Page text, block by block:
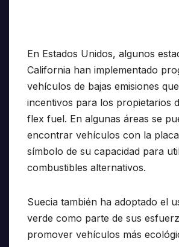
En Estados Unidos, algunos
California han implementado
vehículos de bajas emisiones
incentivos para los propietarios
flex fuel. En algunas áreas se
encontrar vehículos con la
símbolo de su capacidad para
combustibles alternativos.
Suecia también ha adoptado el
verde como parte de sus
promover vehículos más